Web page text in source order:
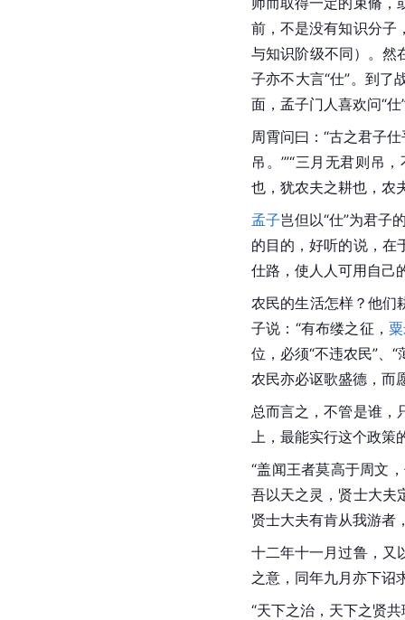
前，不是没有知识分子
与知识阶级不同）。然
子亦不大言“仕”。到了
面，孟子门人喜欢问“
周霄问曰：“古之君子
吊。’”“三月无君则吊
也，犹农夫之耕也，农
孟子岂但以“仕”为君子
的目的，好听的说，在
仕路，使人人可用自己
农民的生活怎样？他们
子说：“有布缕之征，
位，必须“不违农民”、
农民亦必讴歌盛德，而
总而言之，不管是谁，
上，最能实行这个政策
“盖闻王者莫高于周文
吾以天之灵，贤士大夫
贤士大夫有肯从我游者
十二年十一月过鲁，又
之意，同年九月亦下诏
“天下之治，天下之贤